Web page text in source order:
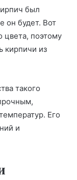
был
он будет. Вот
цвета, поэтому
кирпичи из
такого
Его
и